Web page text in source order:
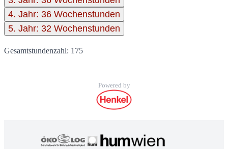
4. Jahr: 36 Wochenstunden
5. Jahr: 32 Wochenstunden
Gesamtstundenzahl: 175
Powered by